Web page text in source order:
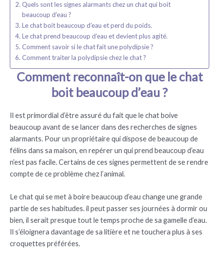
Quels sont les signes alarmants chez un chat qui boit
beaucoup d’eau ?
Le chat boit beaucoup d’eau et perd du poids.
Le chat prend beaucoup d’eau et devient plus agité.
Comment savoir si le chat fait une polydipsie ?
Comment traiter la polydipsie chez le chat ?
Comment reconnaît-on que le chat
boit beaucoup d’eau ?
Il est primordial d’être assuré du fait que le chat boive
beaucoup avant de se lancer dans des recherches de signes
alarmants. Pour un propriétaire qui dispose de beaucoup de
félins dans sa maison, en repérer un qui prend beaucoup d’eau
n’est pas facile. Certains de ces signes permettent de se rendre
compte de ce problème chez l’animal.
Le chat qui se met à boire beaucoup d’eau change une grande
partie de ses habitudes. il peut passer ses journées à dormir ou
bien, il serait presque tout le temps proche de sa gamelle d’eau.
Il s’éloignera davantage de sa litière et ne touchera plus à ses
croquettes préférées.